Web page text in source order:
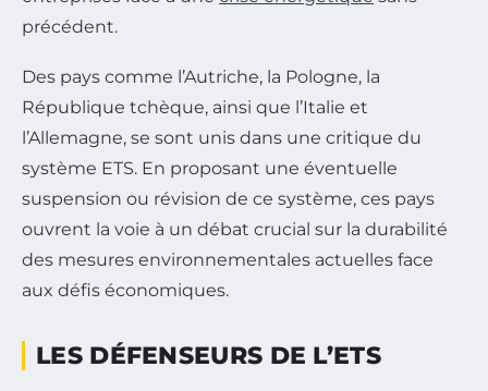
précédent.
Des pays comme l’Autriche, la Pologne, la
République tchèque, ainsi que l’Italie et
l’Allemagne, se sont unis dans une critique du
système ETS. En proposant une éventuelle
suspension ou révision de ce système, ces pays
ouvrent la voie à un débat crucial sur la durabilité
des mesures environnementales actuelles face
aux défis économiques.
LES DÉFENSEURS DE L’ETS